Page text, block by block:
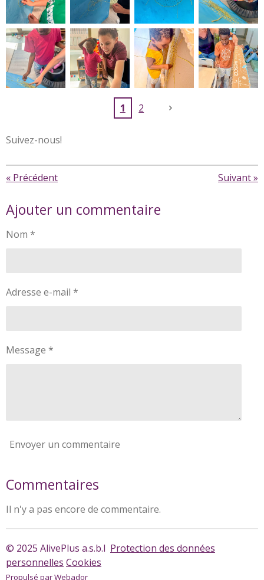
1 2
Suivez-nous!
« Précédent Suivant»
Ajouter un commentaire
Nom *
Adresse e-mail *
Message *
Envoyer un commentaire
Commentaires
Il n'y a pas encore de commentaire.
© 2025 AlivePlus a.s.b.l Protection des données
personnelles Cookies
Propulsé parWebador